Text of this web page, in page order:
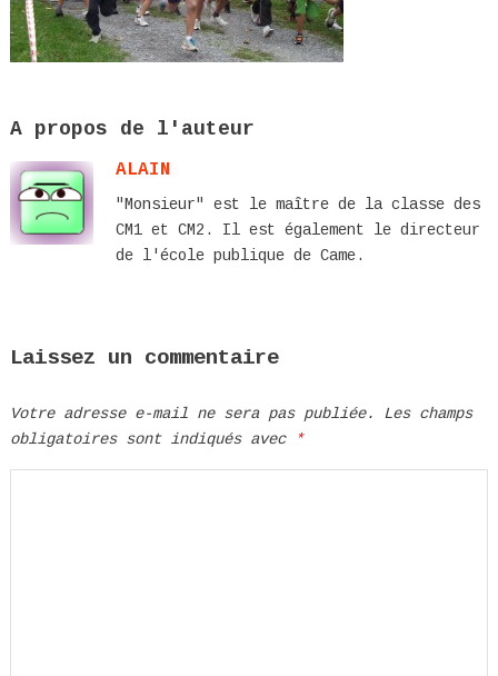
A propos de l'auteur
ALAIN
"Monsieur" est le maître de la classe des
CM1 et CM2. Il est également le directeur
de l'école publique de Came.
Laissez un commentaire
Votre adresse e-mail ne sera pas publiée.
Les champs
obligatoires sont indiqués avec
*